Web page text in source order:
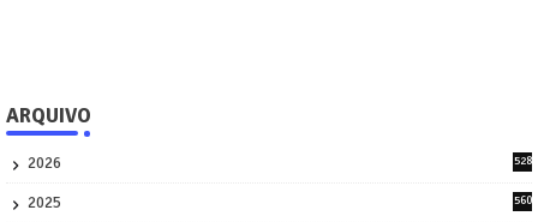
ARQUIVO
2026
528
2025
560